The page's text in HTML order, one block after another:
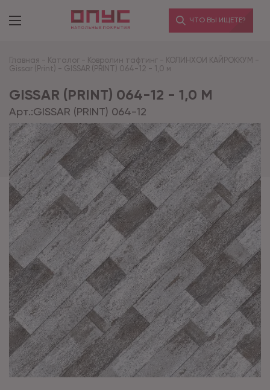
ЧТО ВЫ ИЩЕТЕ?
Главная - Каталог - Ковролин тафтинг - КОЛИНХОИ КАЙРОККУМ -
Gissar (Print) - GISSAR (PRINT) 064-12 - 1,0 м
GISSAR (PRINT) 064-12 - 1,0 М
Арт.:GISSAR (PRINT) 064-12